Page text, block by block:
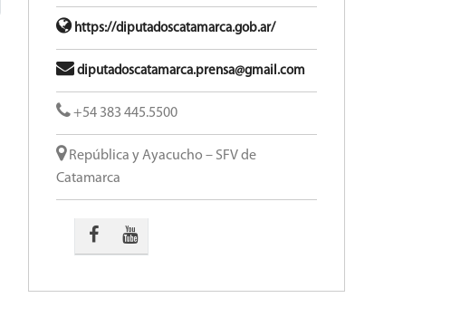
https://diputadoscatamarca.gob.ar/
diputadoscatamarca.prensa@gmail.com
+54 383 445.5500
República y Ayacucho – SFV de
Catamarca